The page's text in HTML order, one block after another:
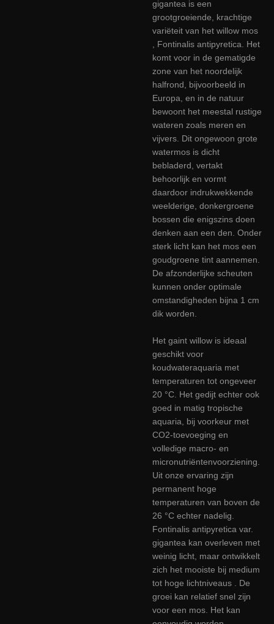
gigantea is een
grootgroeiende, krachtige
variëteit van het willow mos
, Fontinalis antipyretica. Het
komt voor in de gematigde
zone van het noordelijk
halfrond, bijvoorbeeld in
Europa, en in de natuur
bewoont het meestal rustige
wateren zoals meren en
vijvers. Dit ongewoon grote
watermos is dicht
bebladerd, vertakt
behoorlijk en vormt
daardoor indrukwekkende
weelderige, donkergroene
bossen die enigszins doen
denken aan een den. Onder
sterk licht kan het mos een
goudgroene tint aannemen.
De afzonderlijke scheuten
kunnen onder optimale
omstandigheden bijna 1 cm
dik worden.
Het gaint willow is ideaal
geschikt voor
koudwateraquaria met
temperaturen tot ongeveer
20 °C. Het gedijt echter ook
goed in matig tropische
aquaria, bij voorkeur met
CO2-toevoeging en
volledige macro- en
micronutriëntenvoorziening.
Uit onze ervaring zijn
permanent hoge
temperaturen van boven de
26 °C echter nadelig.
Fontinalis antipyretica var.
gigantea kan overleven met
weinig licht, maar ontwikkelt
zich het mooiste bij medium
tot hoge lichtniveaus . De
groei kan relatief snel zijn
voor een mos. Het kan